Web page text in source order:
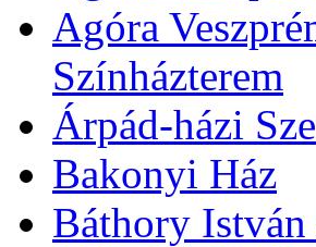
Agóra
Színházterem
Árpád-házi
Bakonyi Ház
Báthory